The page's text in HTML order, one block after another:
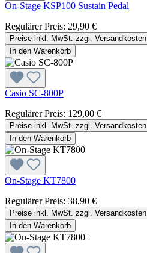
On-Stage KSP100 Sustain Pedal
Regulärer Preis: 29,90 €
Preise inkl. MwSt. zzgl. Versandkosten
In den Warenkorb
Casio SC-800P
Regulärer Preis: 129,00 €
Preise inkl. MwSt. zzgl. Versandkosten
In den Warenkorb
On-Stage KT7800
Regulärer Preis: 38,90 €
Preise inkl. MwSt. zzgl. Versandkosten
In den Warenkorb